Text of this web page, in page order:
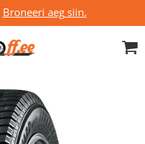
Broneeri aeg siin.